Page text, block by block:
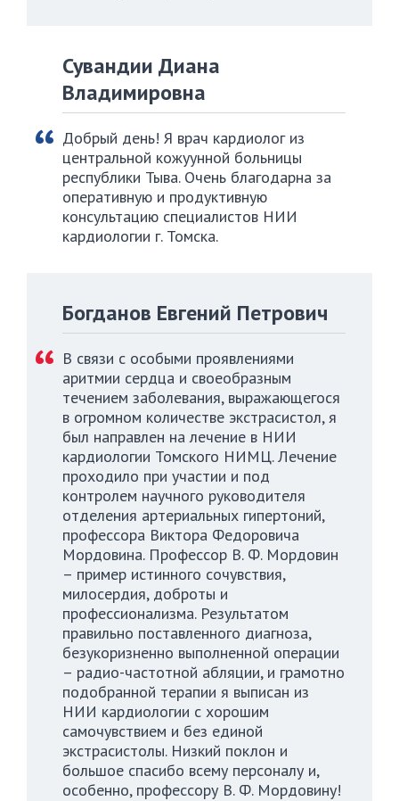
Сувандии Диана
Владимировна
Добрый день! Я врач кардиолог из
центральной кожуунной больницы
республики Тыва. Очень благодарна за
оперативную и продуктивную
консультацию специалистов НИИ
кардиологии г. Томска.
Богданов Евгений Петрович
В связи с особыми проявлениями
аритмии сердца и своеобразным
течением заболевания, выражающегося
в огромном количестве экстрасистол, я
был направлен на лечение в НИИ
кардиологии Томского НИМЦ. Лечение
проходило при участии и под
контролем научного руководителя
отделения артериальных гипертоний,
профессора Виктора Федоровича
Мордовина. Профессор В. Ф. Мордовин
– пример истинного сочувствия,
милосердия, доброты и
профессионализма. Результатом
правильно поставленного диагноза,
безукоризненно выполненной операции
– радио-частотной абляции, и грамотно
подобранной терапии я выписан из
НИИ кардиологии с хорошим
самочувствием и без единой
экстрасистолы. Низкий поклон и
большое спасибо всему персоналу и,
особенно, профессору В. Ф. Мордовину!